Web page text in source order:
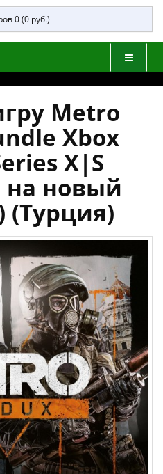
0 (0 руб.)
Metro
Xbox
X|S
на новый
(Турция)